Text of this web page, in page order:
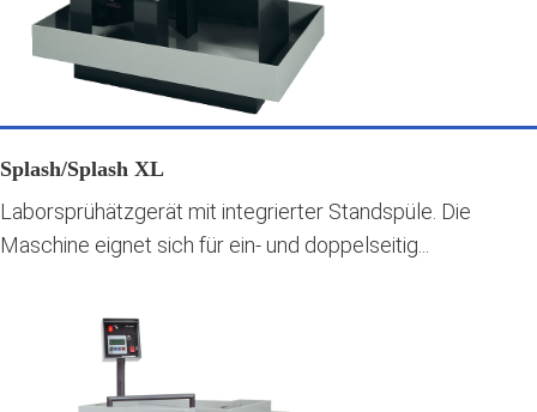
Splash/Splash XL
Laborsprühätzgerät mit integrierter Standspüle. Die
Maschine eignet sich für ein- und doppelseitig...